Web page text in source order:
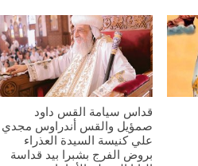
قداس سيامة القس داود
صمؤيل والقس أندراوس مجدي
علي كنيسة السيدة العذراء
بروض الفرج بشبرا بيد قداسة